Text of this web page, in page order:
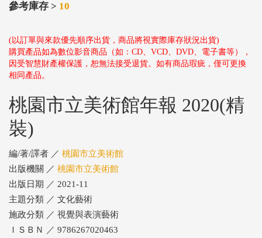
參考庫存 > 10
(以訂單與來款優先順序出貨，商品將視實際庫存狀況出貨)
購買產品如為數位影音商品（如：CD、VCD、DVD、電子書等），
因受智慧財產權保護，恕無法接受退貨。如有商品瑕疵，僅可更換
相同產品。
桃園市立美術館年報 2020(精
裝)
編/著/譯者 ／ 桃園市立美術館
出版機關 ／ 桃園市立美術館
出版日期 ／ 2021-11
主題分類 ／ 文化藝術
施政分類 ／ 視覺與表演藝術
ＩＳＢＮ ／ 9786267020463